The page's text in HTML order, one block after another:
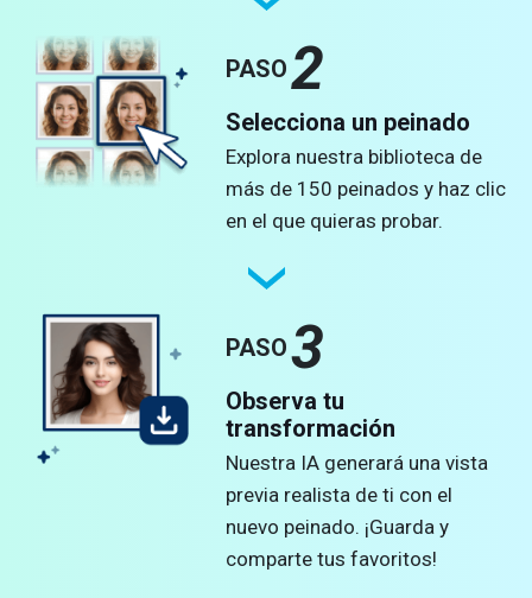
PASO2
Selecciona un peinado
Explora nuestra biblioteca de
más de 150 peinados y haz clic
en el que quieras probar.
PASO3
Observa tu
transformación
Nuestra IA generará una vista
previa realista de ti con el
nuevo peinado. ¡Guarda y
comparte tus favoritos!